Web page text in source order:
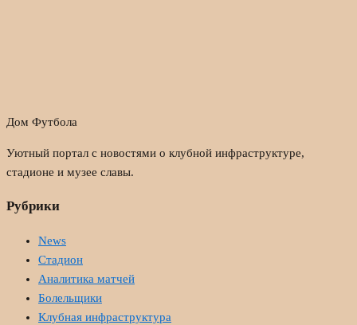
Дом Футбола
Уютный портал с новостями о клубной инфраструктуре,
стадионе и музее славы.
Рубрики
News
Стадион
Аналитика матчей
Болельщики
Клубная инфраструктура